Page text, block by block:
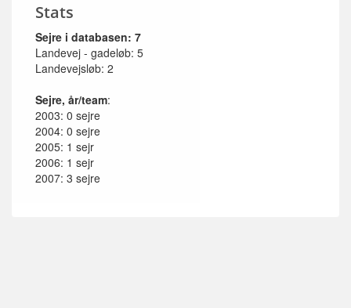
Stats
Sejre i databasen: 7
Landevej - gadeløb: 5
Landevejsløb: 2
Sejre, år/team:
2003: 0 sejre
2004: 0 sejre
2005: 1 sejr
2006: 1 sejr
2007: 3 sejre